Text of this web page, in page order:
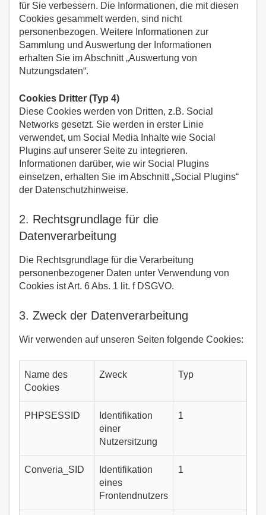
für Sie verbessern. Die Informationen, die mit diesen
Cookies gesammelt werden, sind nicht
personenbezogen. Weitere Informationen zur
Sammlung und Auswertung der Informationen
erhalten Sie im Abschnitt „Auswertung von
Nutzungsdaten“.
Cookies Dritter (Typ 4)
Diese Cookies werden von Dritten, z.B. Social
Networks gesetzt. Sie werden in erster Linie
verwendet, um Social Media Inhalte wie Social
Plugins auf unserer Seite zu integrieren.
Informationen darüber, wie wir Social Plugins
einsetzen, erhalten Sie im Abschnitt „Social Plugins“
der Datenschutzhinweise.
2. Rechtsgrundlage für die
Datenverarbeitung
Die Rechtsgrundlage für die Verarbeitung
personenbezogener Daten unter Verwendung von
Cookies ist Art. 6 Abs. 1 lit. f DSGVO.
3. Zweck der Datenverarbeitung
Wir verwenden auf unseren Seiten folgende Cookies:
Name des
Cookies
Zweck Typ
PHPSESSID
Identifikation
einer
Nutzersitzung
1
Converia_SID
Identifikation
eines
Frontendnutzers
1